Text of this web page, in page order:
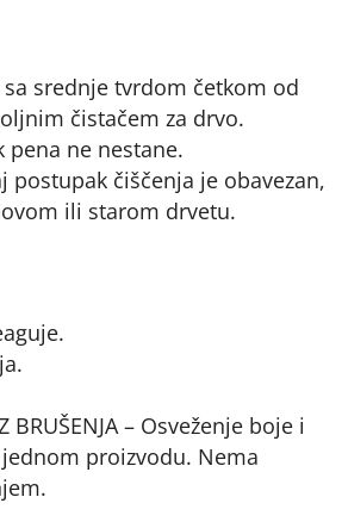
srednje tvrdom četkom od
čistačem za drvo.
pena ne nestane.
postupak čiščenja je obavezan,
ili starom drvetu.
BRUŠENJA – Osveženje boje i
proizvodu. Nema